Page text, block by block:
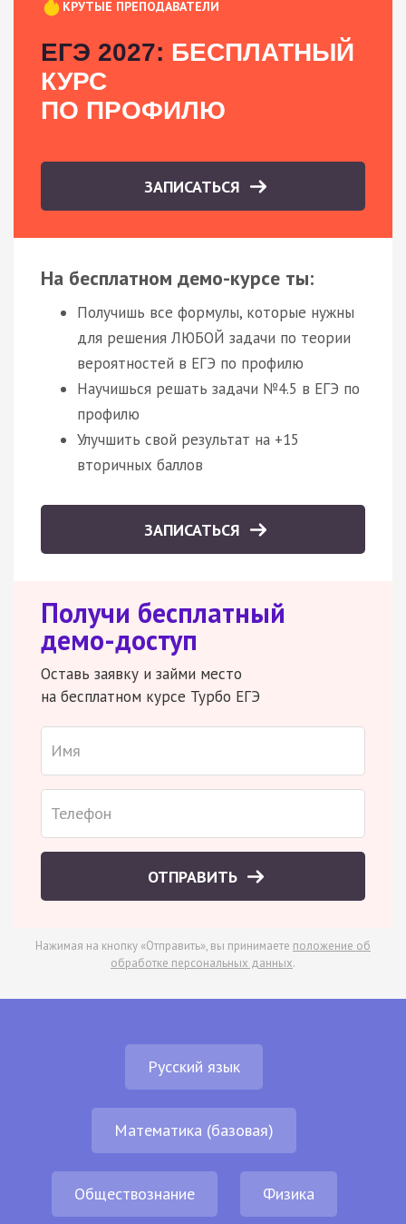
КРУТЫЕ ПРЕПОДАВАТЕЛИ
ЕГЭ 2027: БЕСПЛАТНЫЙ
КУРС
ПО ПРОФИЛЮ
ЗАПИСАТЬСЯ
На бесплатном демо-курсе ты:
Получишь все формулы, которые нужны
для решения ЛЮБОЙ задачи по теории
вероятностей в ЕГЭ по профилю
Научишься решать задачи №4.5 в ЕГЭ по
профилю
Улучшить свой результат на +15
вторичных баллов
ЗАПИСАТЬСЯ
Получи бесплатный
демо-доступ
Оставь заявку и займи место
на бесплатном курсе Турбо ЕГЭ
ОТПРАВИТЬ
Нажимая на кнопку «Отправить», вы принимаете положение об
обработке персональных данных.
Русский язык
Математика (базовая)
Обществознание Физика